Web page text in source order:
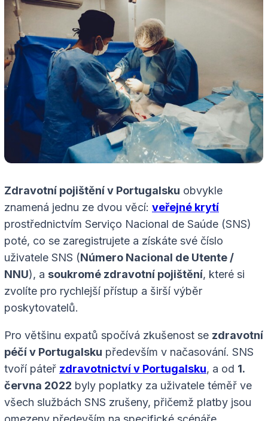
Zdravotní pojištění v Portugalsku obvykle
znamená jednu ze dvou věcí: veřejné krytí
prostřednictvím Serviço Nacional de Saúde (SNS)
poté, co se zaregistrujete a získáte své číslo
uživatele SNS (Número Nacional de Utente /
NNU), a soukromé zdravotní pojištění, které si
zvolíte pro rychlejší přístup a širší výběr
poskytovatelů.
Pro většinu expatů spočívá zkušenost se zdravotní
péčí v Portugalsku především v načasování. SNS
tvoří páteř zdravotnictví v Portugalsku, a od 1.
června 2022 byly poplatky za uživatele téměř ve
všech službách SNS zrušeny, přičemž platby jsou